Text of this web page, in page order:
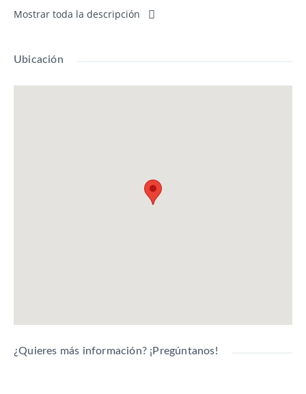
Precio 1.400.000 €
Mostrar toda la descripción
Ubicación
¿Quieres más información? ¡Pregúntanos!